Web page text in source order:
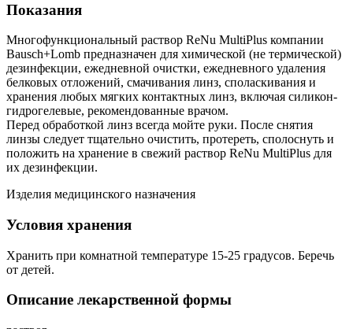
Показания
Многофункциональный раствор ReNu MultiPlus компании
Bausch+Lomb предназначен для химической (не термической)
дезинфекции, ежедневной очистки, ежедневного удаления
белковых отложений, смачивания линз, споласкивания и
хранения любых мягких контактных линз, включая силикон-
гидрогелевые, рекомендованные врачом.
Перед обработкой линз всегда мойте руки. После снятия
линзы следует тщательно очистить, протереть, сполоснуть и
положить на хранение в свежий раствор ReNu MultiPlus для
их дезинфекции.
Изделия медицинского назначения
Условия хранения
Хранить при комнатной температуре 15-25 градусов. Беречь
от детей.
Описание лекарственной формы